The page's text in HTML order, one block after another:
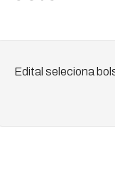
Edital seleciona